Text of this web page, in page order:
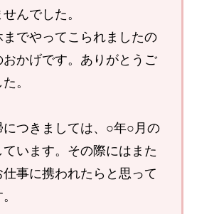
んでした。
までやってこられましたの
おかげです。ありがとうご
。
につきましては、○年○月の
います。その際にはまた
仕事に携われたらと思って